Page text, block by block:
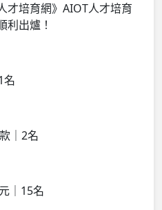
才培育網》AIOT人才培育
利出爐！
名
｜2名
｜15名